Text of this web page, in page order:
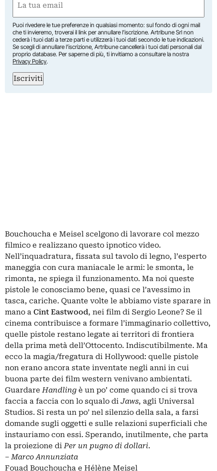
(Required)
Puoi rivedere le tue preferenze in qualsiasi momento: sul fondo di ogni mail
che ti invieremo, troverai il link per annullare l’iscrizione. Artribune Srl non
cederà i tuoi dati a terze parti e utilizzerà i tuoi dati secondo le tue indicazioni.
Se scegli di annullare l’iscrizione, Artribune cancellerà i tuoi dati personali dal
proprio database. Per saperne di più, ti invitiamo a consultare la nostra
Privacy Policy.
Iscriviti
Bouchoucha e Meisel scelgono di lavorare col mezzo
filmico e realizzano questo ipnotico video.
Nell’inquadratura, fissata sul tavolo di legno, l’esperto
maneggia con cura maniacale le armi: le smonta, le
rimonta, ne spiega il funzionamento. Ma noi queste
pistole le conosciamo bene, quasi ce l’avessimo in
tasca, cariche. Quante volte le abbiamo viste sparare in
mano a Cint Eastwood, nei film di Sergio Leone? Se il
cinema contribuisce a formare l’immaginario collettivo,
quelle pistole restano legate ai territori di frontiera
della prima metà dell’Ottocento. Indiscutibilmente. Ma
ecco la magia/fregatura di Hollywood: quelle pistole
non erano ancora state inventate negli anni in cui
buona parte dei film western venivano ambientati.
GuardareHandling è un po’ come quando ci si trova
faccia a faccia con lo squalo di Jaws, agli Universal
Studios. Si resta un po’ nel silenzio della sala, a farsi
domande sugli oggetti e sulle relazioni superficiali che
instauriamo con essi. Sperando, inutilmente, che parta
la proiezione diPer un pugno di dollari.
– Marco Annunziata
Fouad Bouchoucha e Hélène Meisel